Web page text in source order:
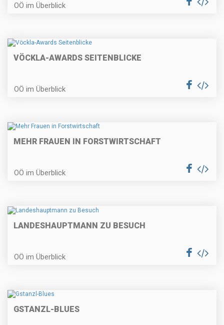
OÖ im Überblick
VÖCKLA-AWARDS SEITENBLICKE
OÖ im Überblick
MEHR FRAUEN IN FORSTWIRTSCHAFT
OÖ im Überblick
LANDESHAUPTMANN ZU BESUCH
OÖ im Überblick
GSTANZL-BLUES